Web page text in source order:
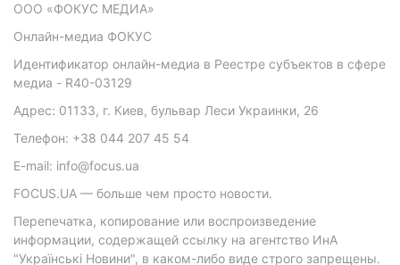
ООО «ФОКУС МЕДИА»
Онлайн-медиа ФОКУС
Идентификатор онлайн-медиа в Реестре субъектов в сфере
медиа - R40-03129
Адрес: 01133, г. Киев, бульвар Леси Украинки, 26
Телефон: +38 044 207 45 54
E-mail: info@focus.ua
FOCUS.UA — больше чем просто новости.
Перепечатка, копирование или воспроизведение
информации, содержащей ссылку на агентство ИнА
"Українські Новини", в каком-либо виде строго запрещены.